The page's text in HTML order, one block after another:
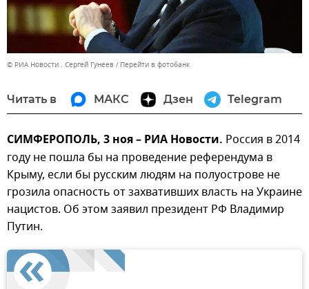
© РИА Новости . Сергей Гунеев Перейти в фотобанк
Читать в МАКС Дзен Telegram
СИМФЕРОПОЛЬ, 3 ноя – РИА Новости. Россия в 2014
году не пошла бы на проведение референдума в
Крыму, если бы русским людям на полуострове не
грозила опасность от захвативших власть на Украине
нацистов. Об этом заявил президент РФ Владимир
Путин.